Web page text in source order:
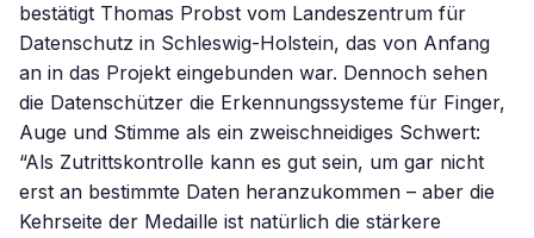
bestätigt Thomas Probst vom Landeszentrum für
Datenschutz in Schleswig-Holstein, das von Anfang
an in das Projekt eingebunden war. Dennoch sehen
die Datenschützer die Erkennungssysteme für Finger,
Auge und Stimme als ein zweischneidiges Schwert:
“Als Zutrittskontrolle kann es gut sein, um gar nicht
erst an bestimmte Daten heranzukommen – aber die
Kehrseite der Medaille ist natürlich die stärkere